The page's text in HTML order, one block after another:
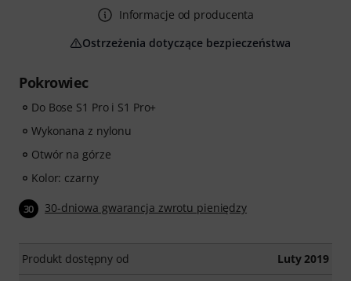
Pokrowiec
Do Bose S1 Pro i S1 Pro+
Wykonana z nylonu
Otwór na górze
Kolor: czarny
30 30-dniowa gwarancja zwrotu pieniędzy
Produkt dostępny od Luty 2019
Informacje od producenta
Ostrzeżenia dotyczące bezpieczeństwa